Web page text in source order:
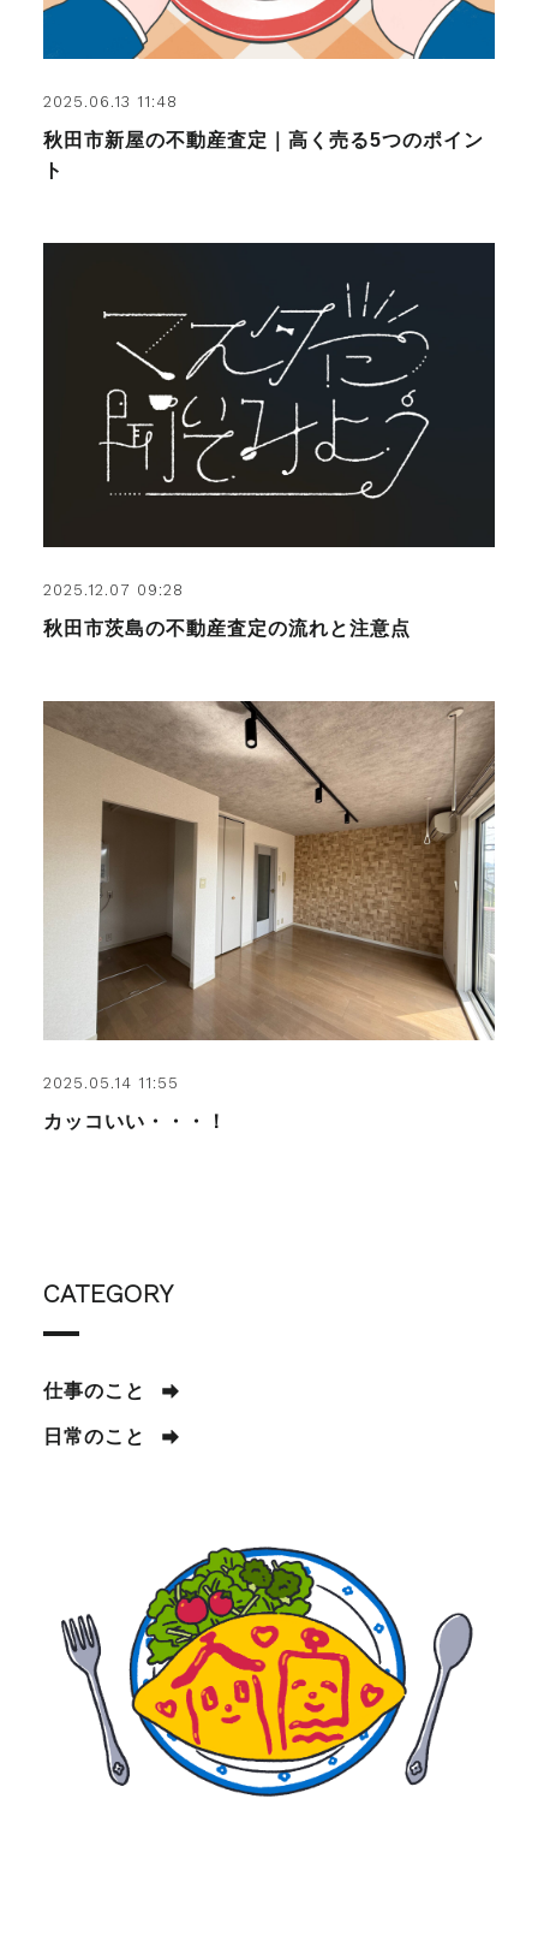
2025.06.13 11:48
秋田市新屋の不動産査定｜高く売る5つのポイン
ト
2025.12.07 09:28
秋田市茨島の不動産査定の流れと注意点
2025.05.14 11:55
カッコいい・・・！
CATEGORY
仕事のこと
日常のこと